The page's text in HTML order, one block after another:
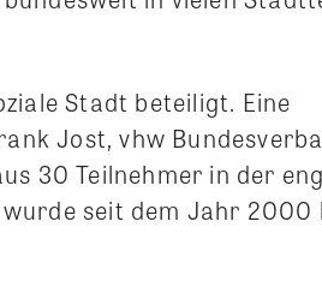
Stadt beteiligt. Eine
Jost, vhw
30 Teilnehmer in der
seit dem Jahr 2000